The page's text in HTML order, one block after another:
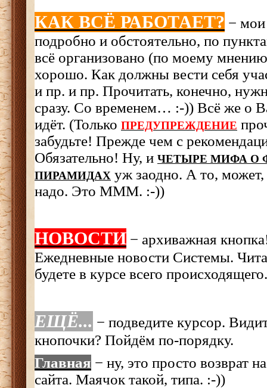
КАК ВСЁ РАБОТАЕТ? − мои
подробно и обстоятельно, по
всё организовано (по моему
хорошо. Как должны вести себя
и пр. и пр. Прочитать, конечно,
сразу. Со временем… :-)) Всё же о
идёт. (Только ПРЕДУПРЕЖДЕНИЕ
забудьте! Прежде чем с
Обязательно! Ну, и ЧЕТЫРЕ МИФА О
ПИРАМИДАХ уж заодно. А то,
надо. Это МММ. :-))
НОВОСТИ − архиважная
Ежедневные новости Системы.
будете в курсе всего происходящего.
ЕЩЁ... − подведите курсор.
кнопочки? Пойдём по-порядку.
Главная − ну, это просто возврат
сайта. Маячок такой, типа. :-))